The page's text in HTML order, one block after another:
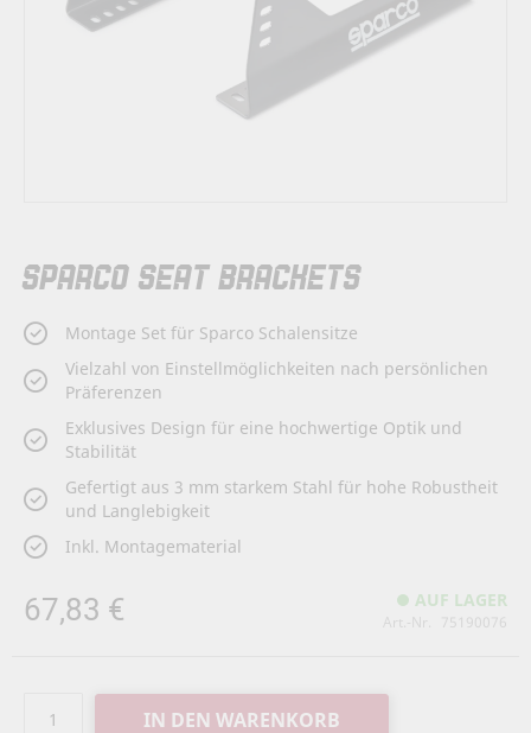
SPARCO SEAT BRACKETS
Montage Set für Sparco Schalensitze
Vielzahl von Einstellmöglichkeiten nach persönlichen
Präferenzen
Exklusives Design für eine hochwertige Optik und
Stabilität
Gefertigt aus 3 mm starkem Stahl für hohe Robustheit
und Langlebigkeit
Inkl. Montagematerial
67,83 € AUF LAGER
Art.-Nr. 75190076
IN DEN WARENKORB
Anfang
der
Bildergalerie
springen